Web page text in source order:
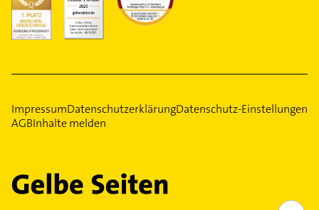
ImpressumDatenschutzerklärungDatenschutz-Einstellungen
AGBInhalte melden